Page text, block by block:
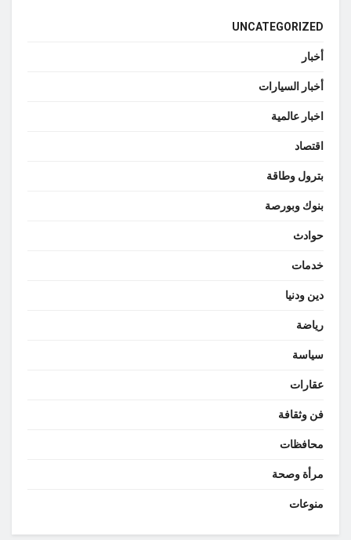
UNCATEGORIZED
أخبار
أخبار السيارات
اخبار عالمية
اقتصاد
بترول وطاقة
بنوك وبورصة
حوادث
خدمات
دين ودنيا
رياضة
سياسة
عقارات
فن وثقافة
محافظات
مرأة وصحة
منوعات